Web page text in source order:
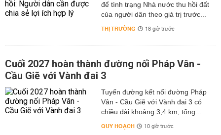
để tình trạng Nhà nước thu hồi đất
của người dân theo giá trị trước...
THỊ TRƯỜNG 18 giờ trước
Cuối 2027 hoàn thành đường nối Pháp Vân -
Cầu Giẽ với Vành đai 3
Tuyến đường kết nối đường Pháp
Vân - Cầu Giẽ với Vành đai 3 có
chiều dài khoảng 3,4 km, tổng...
QUY HOẠCH 10 giờ trước